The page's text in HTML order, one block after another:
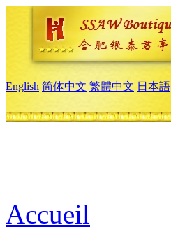
English 简体中文 繁體中文 日本語
Accueil